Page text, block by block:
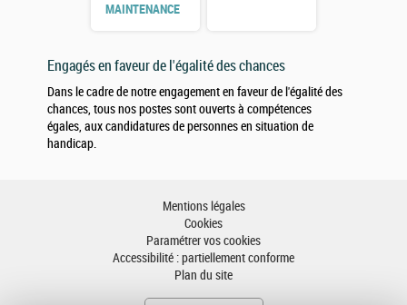
MAINTENANCE
Engagés en faveur de l'égalité des chances
Dans le cadre de notre engagement en faveur de l'égalité des
chances, tous nos postes sont ouverts à compétences
égales, aux candidatures de personnes en situation de
handicap.
Mentions légales
Cookies
Paramétrer vos cookies
Accessibilité : partiellement conforme
Plan du site